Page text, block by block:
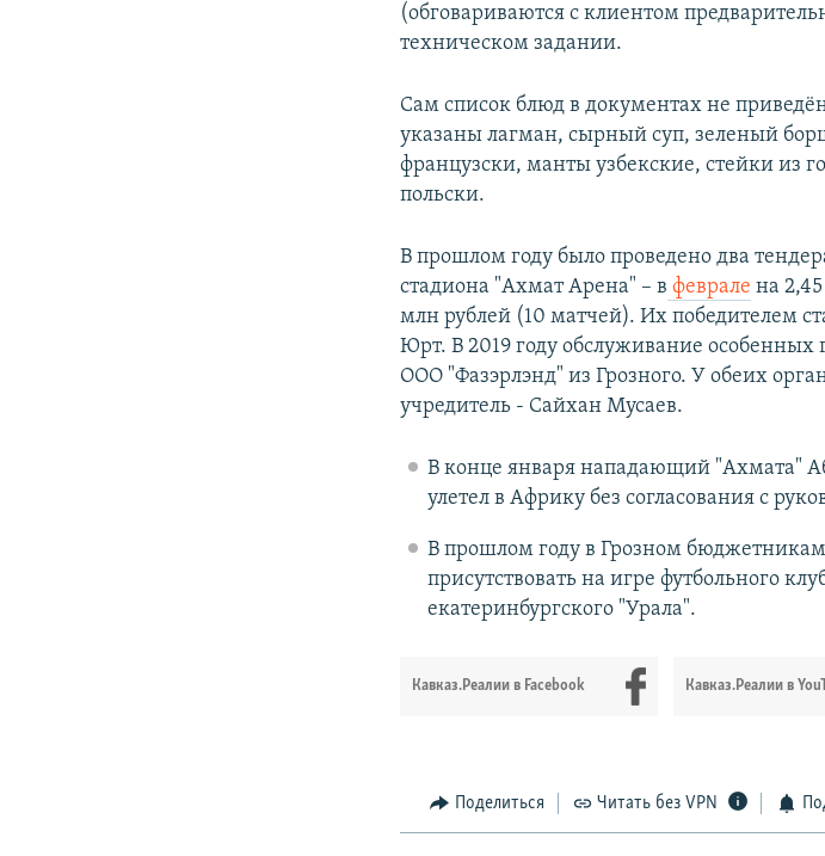
(обговариваются с клиентом
техническом задании.
Сам список блюд в документах не
указаны лагман, сырный суп, зеленый
французски, манты узбекские, стейки из
польски.
В прошлом году было проведено два
стадиона "Ахмат Арена" – в феврале на
млн рублей (10 матчей). Их победителем
Юрт. В 2019 году обслуживание особенных
ООО "Фазэрлэнд" из Грозного. У обеих
учредитель - Сайхан Мусаев.
В конце января нападающий "Ахмата"
улетел в Африку без согласования с
В прошлом году в Грозном
присутствовать на игре футбольного
екатеринбургского "Урала".
Кавказ.Реалии в Facebook Кавказ.Реалии в
Поделиться Читать без VPN